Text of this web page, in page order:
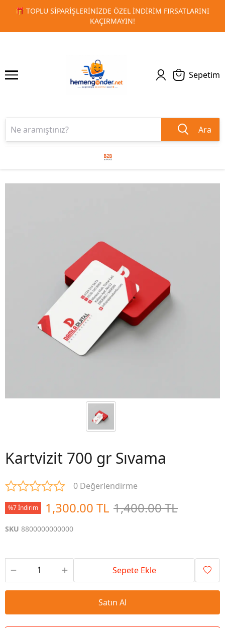
🚀 KURUMSAL PROMOSYON VE MATBAA
1 2
Sepetim
Ara
Kartvizit 700 gr Sıvama
0 Değerlendirme
%7 İndirim 1,300.00 TL 1,400.00 TL
SKU 8800000000000
Sepete Ekle
Satın Al